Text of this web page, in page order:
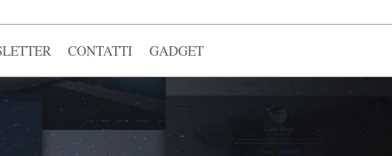
CONTATTI GADGET